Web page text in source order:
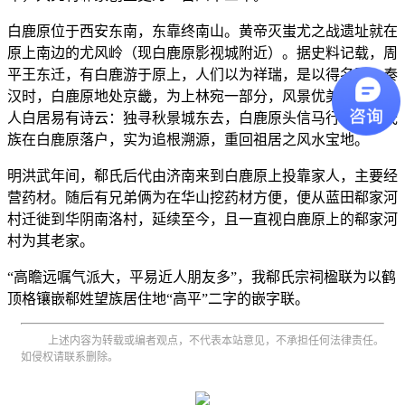
白鹿原位于西安东南，东靠终南山。黄帝灭蚩尤之战遗址就在
原上南边的尤风岭（现白鹿原影视城附近）。据史料记载，周
平王东迁，有白鹿游于原上，人们以为祥瑞，是以得名焉。秦
汉时，白鹿原地处京畿，为上林宛一部分，风景优美。唐朝诗
人白居易有诗云：独寻秋景城东去，白鹿原头信马行。郗姓氏
族在白鹿原落户，实为追根溯源，重回祖居之风水宝地。
明洪武年间，郗氏后代由济南来到白鹿原上投靠家人，主要经
营药材。随后有兄弟俩为在华山挖药材方便，便从蓝田郗家河
村迁徙到华阴南洛村，延续至今，且一直视白鹿原上的郗家河
村为其老家。
“高瞻远嘱气派大，平易近人朋友多”，我郗氏宗祠楹联为以鹤
顶格镶嵌郗姓望族居住地“高平”二字的嵌字联。
上述内容为转载或编者观点，不代表本站意见，不承担任何法律责任。
如侵权请联系删除。